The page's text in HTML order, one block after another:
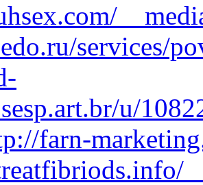
services/
u/
farn-